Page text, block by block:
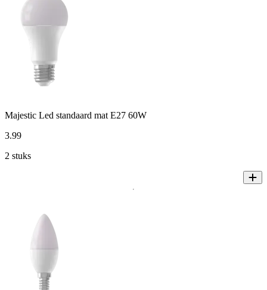
Majestic Led standaard mat E27 60W
3.99
2 stuks